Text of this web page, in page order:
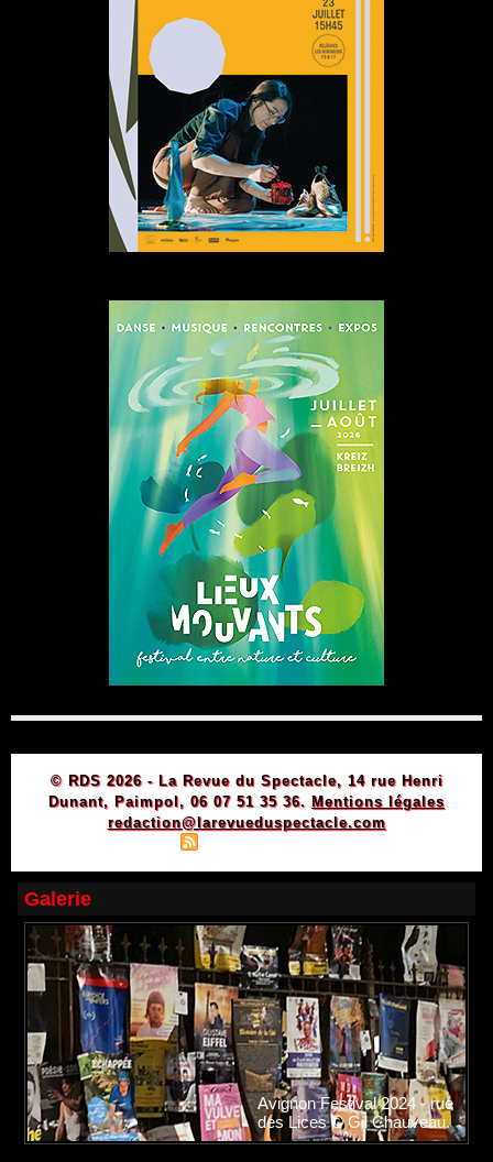
© RDS 2026 - La Revue du Spectacle, 14 rue Henri
Dunant, Paimpol, 06 07 51 35 36. Mentions légales
redaction@larevueduspectacle.com
Galerie
Avignon Festival 2024 - rue
des Lices © Gil Chauveau.